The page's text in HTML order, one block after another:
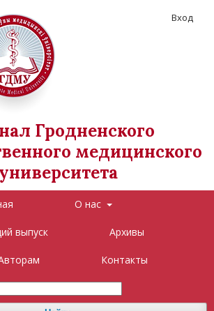
Гродненского
медицинского
университета
О нас
выпуск Архивы
Контакты
Вход